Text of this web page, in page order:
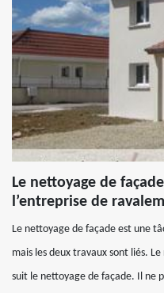
Le nettoyage de
l’entreprise de
Le nettoyage de façade est une
mais les deux travaux sont liés.
suit le nettoyage de façade. Il ne